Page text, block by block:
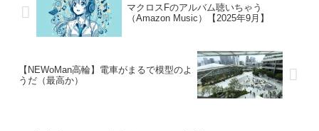
マクロスFのアルバム聴いちゃう
（Amazon Music）【2025年9月】
【NEWoMan高輪】電車がまるで模型のよ
うだ（最高か）